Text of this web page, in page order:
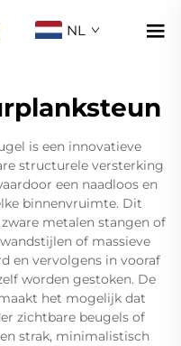
NL
is een innovatieve
structurele versterking
een naadloos en
binnenvruimte. Dit
metalen stangen of
of massieve
en vervolgens in vooraf
worden gestoken. De
het mogelijk dat
zichtbare beugels of
strak, minimalistisch